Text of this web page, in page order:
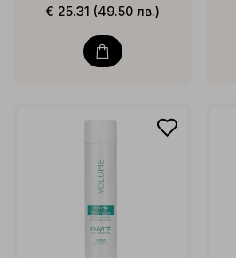
€ 25.31 (49.50 лв.)